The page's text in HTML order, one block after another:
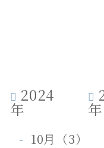
2024
年 年
10月（3）